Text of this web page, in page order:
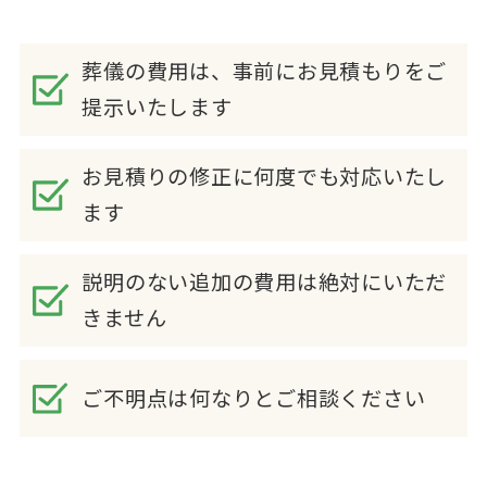
葬儀の費用は、事前にお見積もりをご
提示いたします
お見積りの修正に何度でも対応いたし
ます
説明のない追加の費用は絶対にいただ
きません
ご不明点は何なりとご相談ください